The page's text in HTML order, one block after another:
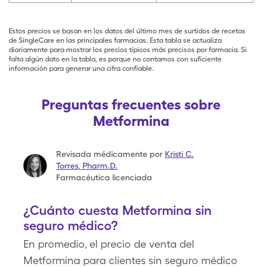
Estos precios se basan en los datos del último mes de surtidos de recetas
de SingleCare en las principales farmacias. Esta tabla se actualiza
diariamente para mostrar los precios típicos más precisos por farmacia. Si
falta algún dato en la tabla, es porque no contamos con suficiente
información para generar una cifra confiable.
Preguntas frecuentes sobre
Metformina
Revisada médicamente por Kristi C.
Torres Pharm.D.
Farmacéutica licenciada
¿Cuánto cuesta Metformina sin
seguro médico?
En promedio, el precio de venta del
Metformina para clientes sin seguro médico